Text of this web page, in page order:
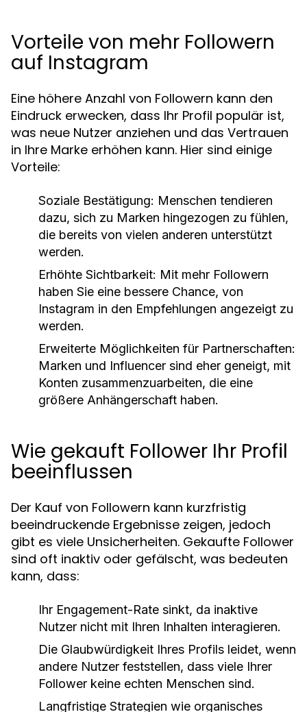
Vorteile von mehr Followern
auf Instagram
Eine höhere Anzahl von Followern kann den
Eindruck erwecken, dass Ihr Profil populär ist,
was neue Nutzer anziehen und das Vertrauen
in Ihre Marke erhöhen kann. Hier sind einige
Vorteile:
Soziale Bestätigung: Menschen tendieren
dazu, sich zu Marken hingezogen zu fühlen,
die bereits von vielen anderen unterstützt
werden.
Erhöhte Sichtbarkeit: Mit mehr Followern
haben Sie eine bessere Chance, von
Instagram in den Empfehlungen angezeigt zu
werden.
Erweiterte Möglichkeiten für Partnerschaften:
Marken und Influencer sind eher geneigt, mit
Konten zusammenzuarbeiten, die eine
größere Anhängerschaft haben.
Wie gekauft Follower Ihr Profil
beeinflussen
Der Kauf von Followern kann kurzfristig
beeindruckende Ergebnisse zeigen, jedoch
gibt es viele Unsicherheiten. Gekaufte Follower
sind oft inaktiv oder gefälscht, was bedeuten
kann, dass:
Ihr Engagement-Rate sinkt, da inaktive
Nutzer nicht mit Ihren Inhalten interagieren.
Die Glaubwürdigkeit Ihres Profils leidet, wenn
andere Nutzer feststellen, dass viele Ihrer
Follower keine echten Menschen sind.
Langfristige Strategien wie organisches